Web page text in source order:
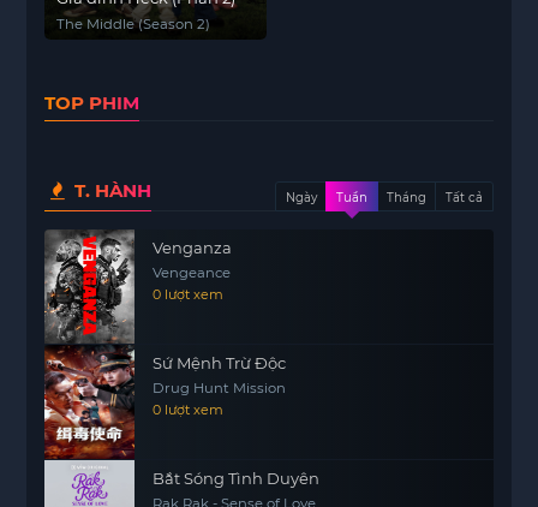
The Middle (Season 2)
TOP PHIM
T. HÀNH Ngày Tuần Tháng Tất cả
Venganza
Vengeance
0 lượt xem
Sứ Mệnh Trừ Độc
Drug Hunt Mission
0 lượt xem
Bắt Sóng Tình Duyên
Rak Rak - Sense of Love